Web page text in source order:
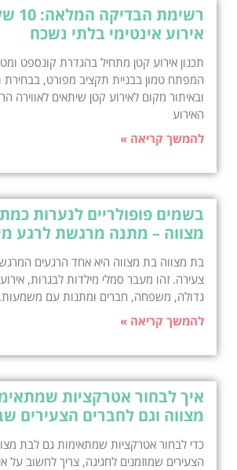
אירוע אינטימי בלתי נשכח
תכנון אירוע קטן מתחיל בהגדרת קונספט
המפתח טמון בבניית תקציב מפורט, בבחירת
ובאיתור מקום לאירוע קטן שיתאים לאווירה
האירוע
להמשך קריאה »
בשמים פופולריים לנערות
מצווה – מתנה מרגשת לרגע
בת מצווה בת מצווה היא אחד הרגעים
צעירה. זהו מעבר סמלי מילדות לבגרות,
גדולה, משפחה, חברים ומתנות עם משמעות.
להמשך קריאה »
איך לבחור אטרקציות
מצווה וגם לחברים הצעירים
כדי לבחור אטרקציות שמתאימות גם לבת
הצעירים שמוזמנים לחגיגה, צריך לחשוב על